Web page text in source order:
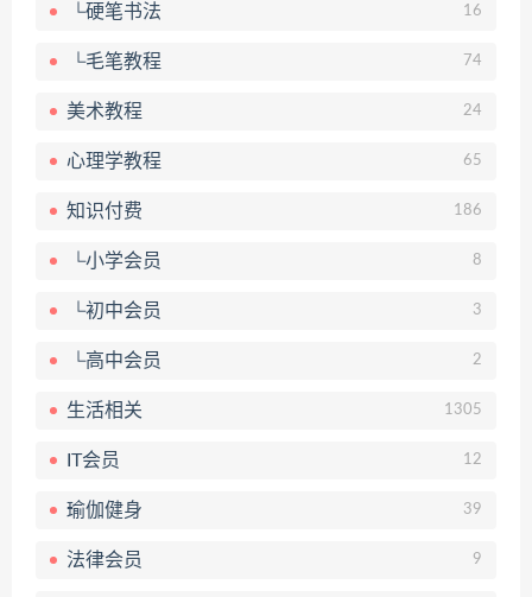
└硬笔书法 16
└毛笔教程 74
美术教程 24
心理学教程 65
知识付费 186
└小学会员 8
└初中会员 3
└高中会员 2
生活相关 1305
IT会员 12
瑜伽健身 39
法律会员 9